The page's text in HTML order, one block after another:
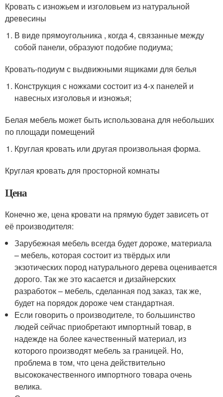
Кровать с изножьем и изголовьем из натуральной
древесины
В виде прямоугольника , когда 4, связанные между
собой панели, образуют подобие подиума;
Кровать-подиум с выдвижными ящиками для белья
Конструкция с ножками состоит из 4-х панелей и
навесных изголовья и изножья;
Белая мебель может быть использована для небольших
по площади помещений
Круглая кровать или другая произвольная форма.
Круглая кровать для просторной комнаты
Цена
Конечно же, цена кровати на прямую будет зависеть от
её производителя:
Зарубежная мебель всегда будет дороже, материала
– мебель, которая состоит из твёрдых или
экзотических пород натурального дерева оценивается
дорого. Так же это касается и дизайнерских
разработок – мебель, сделанная под заказ, так же,
будет на порядок дороже чем стандартная.
Если говорить о производителе, то большинство
людей сейчас приобретают импортный товар, в
надежде на более качественный материал, из
которого производят мебель за границей. Но,
проблема в том, что цена действительно
высококачественного импортного товара очень
велика.